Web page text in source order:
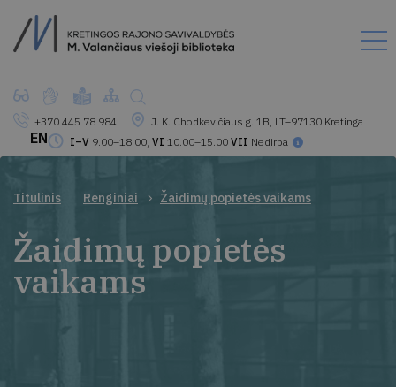
+370 445 78 984
J. K. Chodkevičiaus g. 1B, LT–97130 Kretinga
I–V 9.00–18.00, VI 10.00–15.00 VII Nedirba
EN
Titulinis Renginiai Žaidimų popietės vaikams
Žaidimų popietės
vaikams